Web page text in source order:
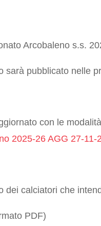
Arcobaleno s.s.
sarà pubblicato nelle
con le
2025-26 AGG 27-11-
dei calciatori che
PDF)